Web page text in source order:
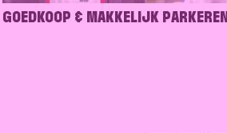
GOEDKOOP & MAKKELIJK PARKEREN